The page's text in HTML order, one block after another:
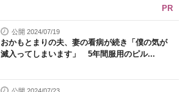
PR
公開 2024/07/19
おかもとまりの夫、妻の看病が続き「僕の気が
滅入ってしまいます」 5年間服用のピル...